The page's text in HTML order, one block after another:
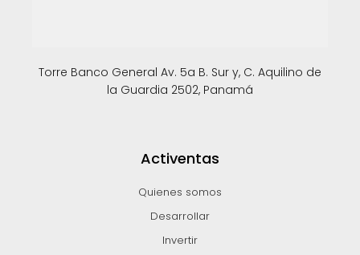
Torre Banco General Av. 5a B. Sur y, C. Aquilino de
la Guardia 2502, Panamá
Activentas
Quienes somos
Desarrollar
Invertir